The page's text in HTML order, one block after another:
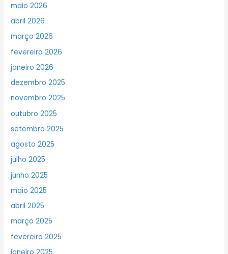
maio 2026
abril 2026
março 2026
fevereiro 2026
janeiro 2026
dezembro 2025
novembro 2025
outubro 2025
setembro 2025
agosto 2025
julho 2025
junho 2025
maio 2025
abril 2025
março 2025
fevereiro 2025